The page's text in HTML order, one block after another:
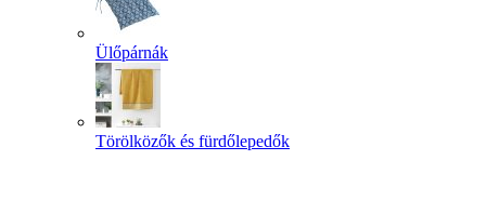
Ülőpárnák
Törölközők és fürdőlepedők